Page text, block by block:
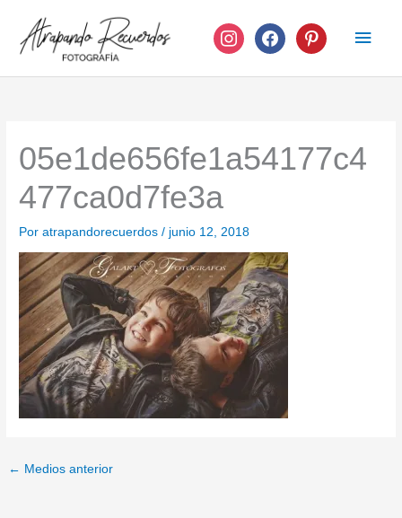
contenido
instagramfacebook pinterest
05e1de656fe1a54177c4
477ca0d7fe3a
Poratrapandorecuerdos/ junio 12, 2018
← Medios anterior